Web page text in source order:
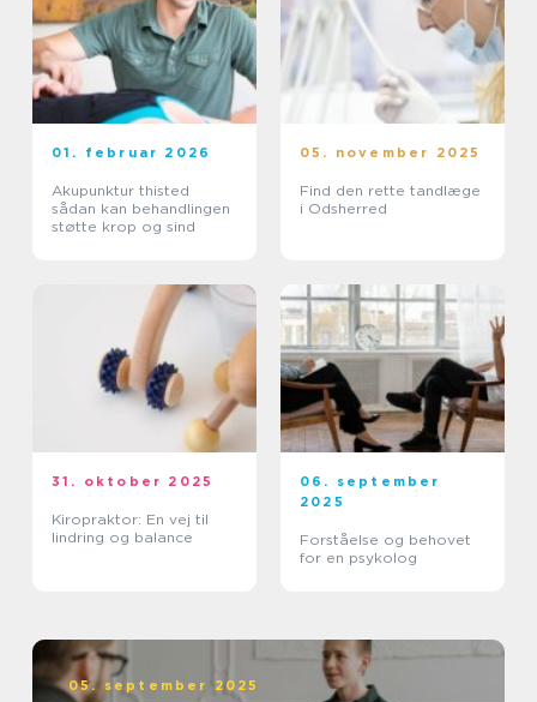
01. februar 2026
Akupunktur thisted
sådan kan behandlingen
støtte krop og sind
05. november 2025
Find den rette tandlæge
i Odsherred
31. oktober 2025
Kiropraktor: En vej til
lindring og balance
06. september
2025
Forståelse og behovet
for en psykolog
05. september 2025